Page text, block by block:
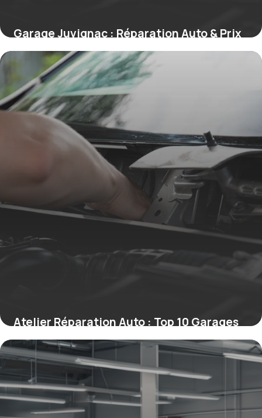
Garage Juvignac : Réparation Auto & Prix
18 mai 2026
Atelier Réparation Auto : Top 10 Garages
2026
15 mai 2026